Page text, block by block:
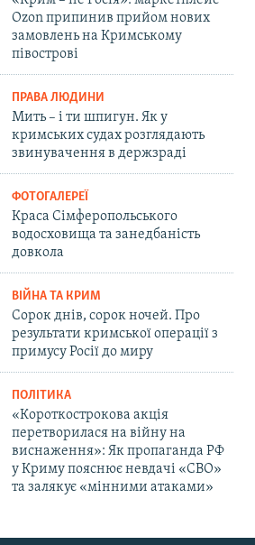
Ozon припинив прийом нових
замовлень на Кримському
півострові
ПРАВА ЛЮДИНИ
Мить – і ти шпигун. Як у
кримських судах розглядають
звинувачення в держзраді
ФОТОГАЛЕРЕЇ
Краса Сімферопольського
водосховища та занедбаність
довкола
ВІЙНА ТА КРИМ
Сорок днів, сорок ночей. Про
результати кримської операції з
примусу Росії до миру
ПОЛІТИКА
«Короткострокова акція
перетворилася на війну на
виснаження»: Як пропаганда РФ
у Криму пояснює невдачі «СВО»
та залякує «мінними атаками»